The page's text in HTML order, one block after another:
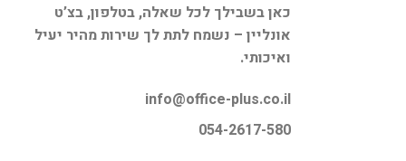
כאן בשבילך לכל שאלה, בטלפון, בצ’ט
אונליין – נשמח לתת לך שירות מהיר יעיל
ואיכותי.
info@office-plus.co.il
054-2617-580